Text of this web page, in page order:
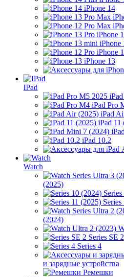
iPhone 14
iPhone
iPhone
iPhone
iPhone 13
IPad
iPad Pro
iPad
iPad 11
iPad 10.2
Watch
(2025)
(2024)
Series SE 2
Series 4
и зарядные устройства
Ремешки